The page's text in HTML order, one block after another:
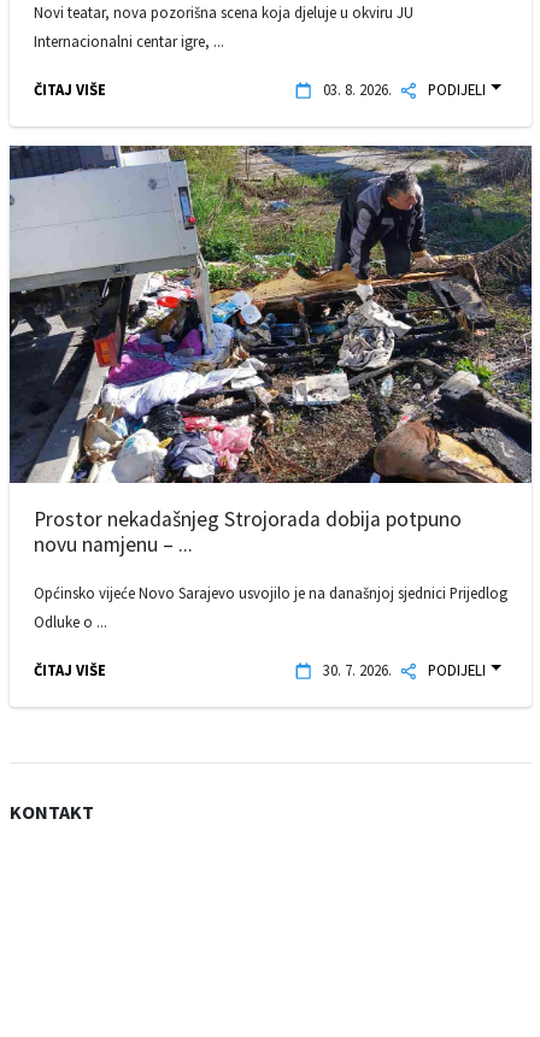
Novi teatar, nova pozorišna scena koja djeluje u okviru JU
Internacionalni centar igre, ...
ČITAJ VIŠE 03. 8. 2026. PODIJELI
Prostor nekadašnjeg Strojorada dobija potpuno
novu namjenu – ...
Općinsko vijeće Novo Sarajevo usvojilo je na današnjoj sjednici Prijedlog
Odluke o ...
ČITAJ VIŠE 30. 7. 2026. PODIJELI
KONTAKT